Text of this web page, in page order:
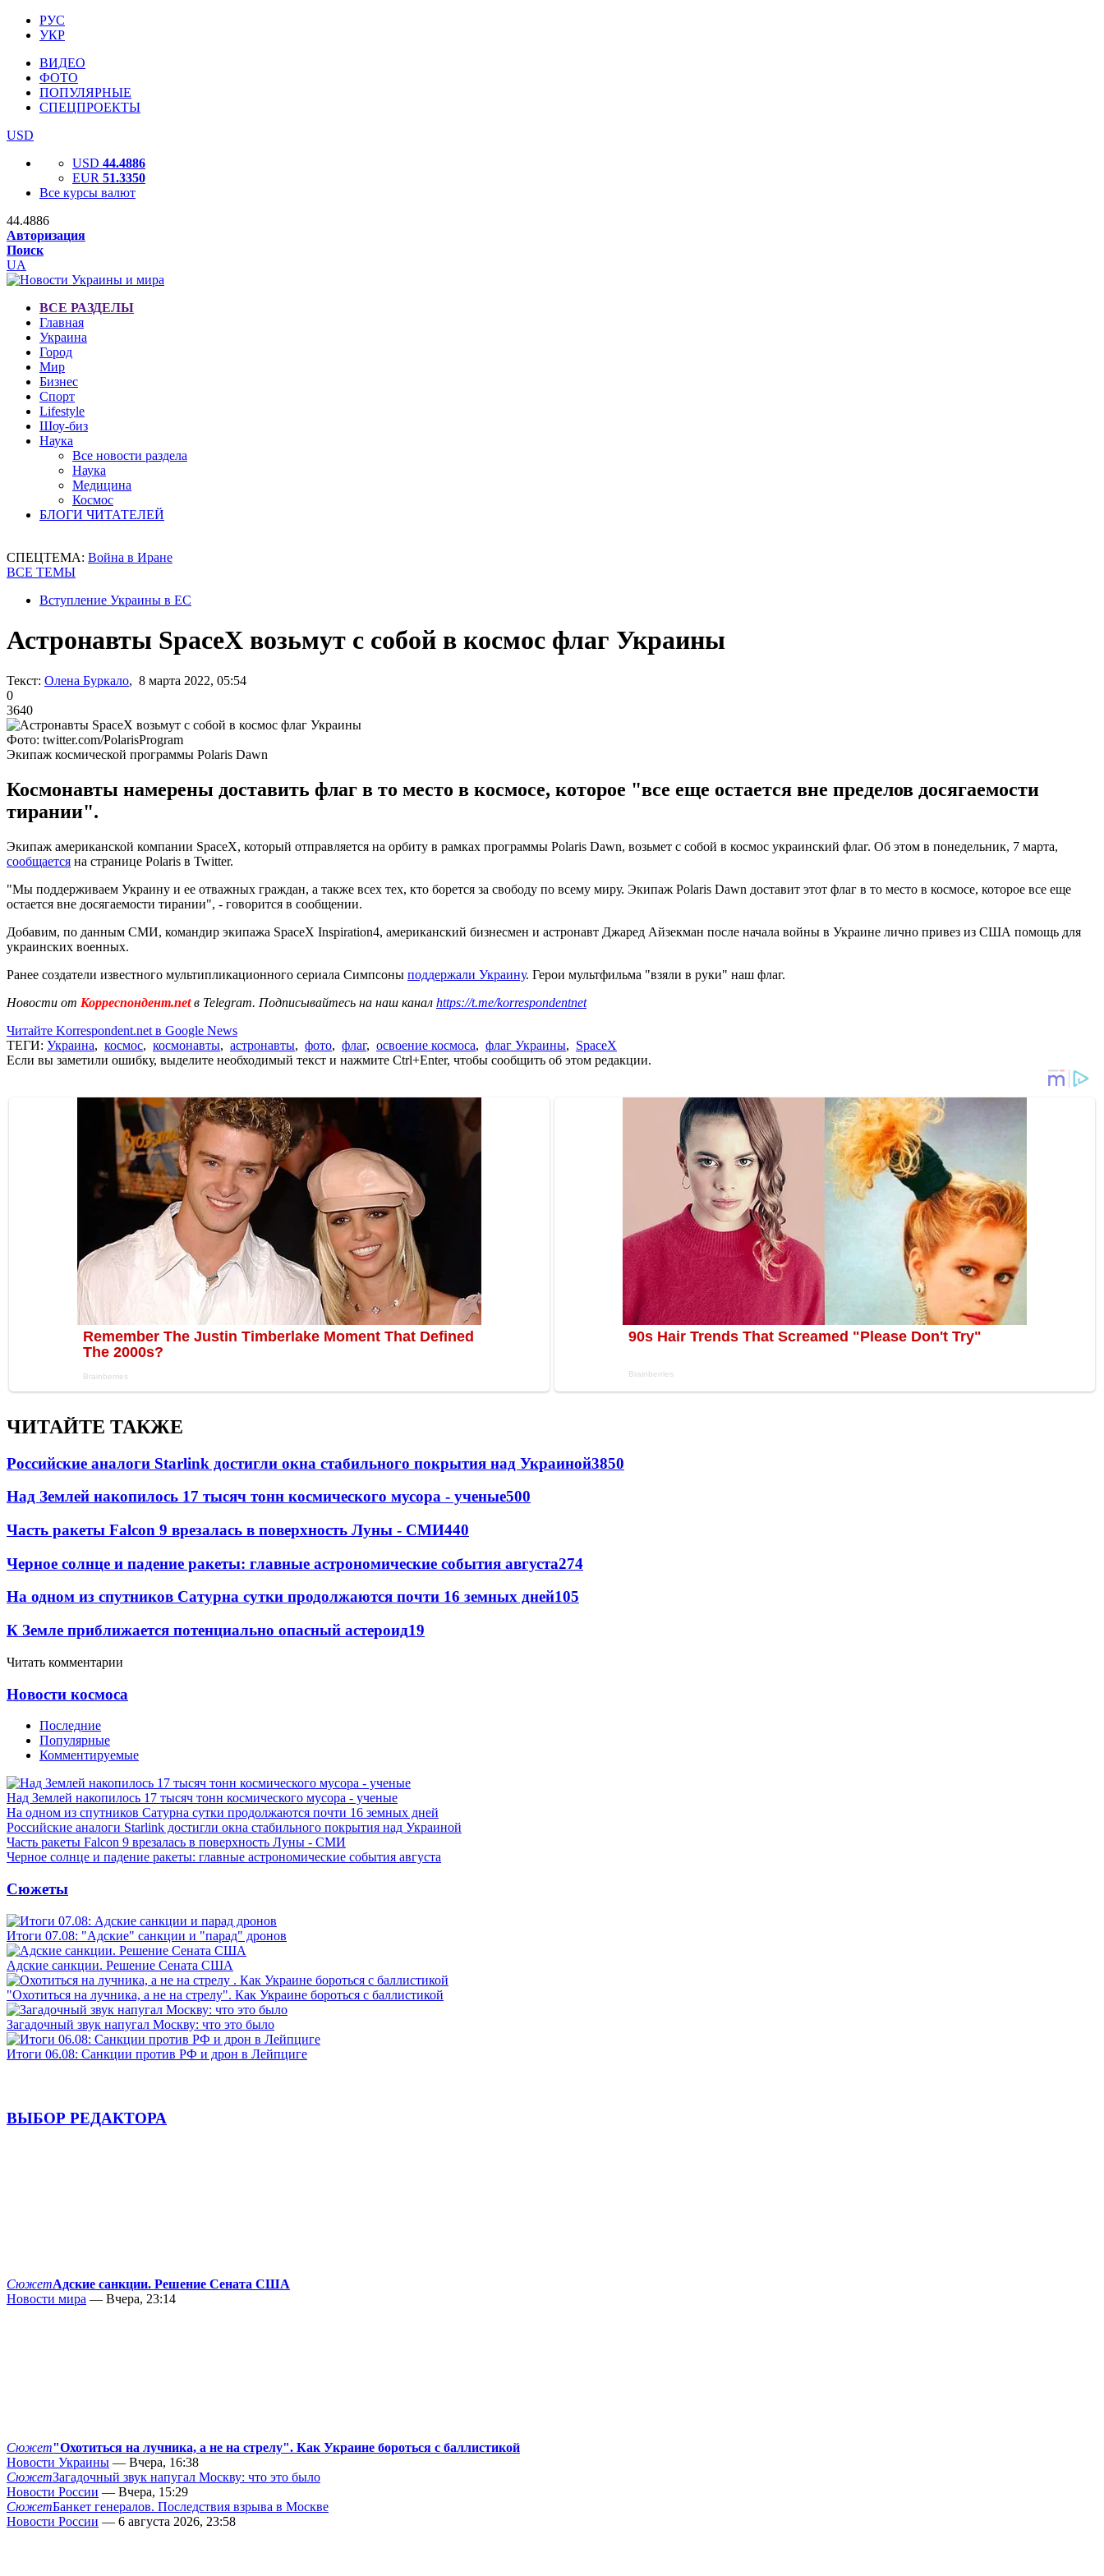
РУС
УКР
ВИДЕО
ФОТО
ПОПУЛЯРНЫЕ
СПЕЦПРОЕКТЫ
USD
USD 44.4886
EUR 51.3350
Все курсы валют
44.4886
Авторизация
Поиск
UA
ВСЕ РАЗДЕЛЫ
Главная
Украина
Город
Мир
Бизнес
Спорт
Lifestyle
Шоу-биз
Наука
Все новости раздела
Наука
Медицина
Космос
БЛОГИ ЧИТАТЕЛЕЙ
СПЕЦТЕМА: Война в Иране
ВСЕ ТЕМЫ
Вступление Украины в ЕС
Астронавты SpaceX возьмут с собой в космос флаг Украины
Текст: Олена Буркало, 8 марта 2022, 05:54
0
3640
Фото: twitter.com/PolarisProgram
Экипаж космической программы Polaris Dawn
Космонавты намерены доставить флаг в то место в космосе, которое "все еще остается вне пределов досягаемости
тирании".
Экипаж американской компании SpaceX, который отправляется на орбиту в рамках программы Polaris Dawn, возьмет с собой в космос украинский флаг. Об этом в понедельник, 7 марта,
сообщается на странице Polaris в Twitter.
"Мы поддерживаем Украину и ее отважных граждан, а также всех тех, кто борется за свободу по всему миру. Экипаж Polaris Dawn доставит этот флаг в то место в космосе, которое все еще
остается вне досягаемости тирании", - говорится в сообщении.
Добавим, по данным СМИ, командир экипажа SpaceX Inspiration4, американский бизнесмен и астронавт Джаред Айзекман после начала войны в Украине лично привез из США помощь для
украинских военных.
Ранее создатели известного мультипликационного сериала Симпсоны поддержали Украину. Герои мультфильма "взяли в руки" наш флаг.
Новости от Корреспондент.netв Telegram. Подписывайтесь на наш канал https://t.me/korrespondentnet
Читайте Korrespondent.net в Google News
ТЕГИ: Украина, космос, космонавты, астронавты, фото, флаг, освоение космоса, флаг Украины, SpaceX
Если вы заметили ошибку, выделите необходимый текст и нажмите Ctrl+Enter, чтобы сообщить об этом редакции.
ЧИТАЙТЕ ТАКЖЕ
Российские аналоги Starlink достигли окна стабильного покрытия над Украиной3850
Над Землей накопилось 17 тысяч тонн космического мусора - ученые500
Часть ракеты Falcon 9 врезалась в поверхность Луны - СМИ440
Черное солнце и падение ракеты: главные астрономические события августа274
На одном из спутников Сатурна сутки продолжаются почти 16 земных дней105
К Земле приближается потенциально опасный астероид19
Читать комментарии
Новости космоса
Последние
Популярные
Комментируемые
Над Землей накопилось 17 тысяч тонн космического мусора - ученые
На одном из спутников Сатурна сутки продолжаются почти 16 земных дней
Российские аналоги Starlink достигли окна стабильного покрытия над Украиной
Часть ракеты Falcon 9 врезалась в поверхность Луны - СМИ
Черное солнце и падение ракеты: главные астрономические события августа
Сюжеты
Итоги 07.08: "Адские" санкции и "парад" дронов
Адские санкции. Решение Сената США
"Охотиться на лучника, а не на стрелу". Как Украине бороться с баллистикой
Загадочный звук напугал Москву: что это было
Итоги 06.08: Санкции против РФ и дрон в Лейпциге
ВЫБОР РЕДАКТОРА
СюжетАдские санкции. Решение Сената США
Новости мира — Вчера, 23:14
Сюжет"Охотиться на лучника, а не на стрелу". Как Украине бороться с баллистикой
Новости Украины — Вчера, 16:38
СюжетЗагадочный звук напугал Москву: что это было
Новости России — Вчера, 15:29
СюжетБанкет генералов. Последствия взрыва в Москве
Новости России — 6 августа 2026, 23:58